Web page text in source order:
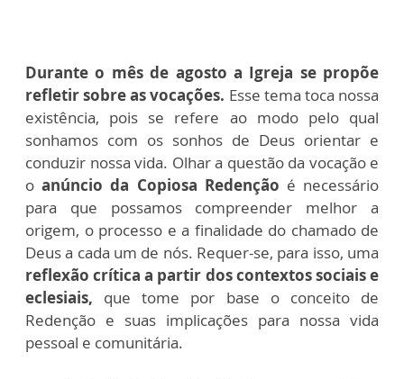
Durante o mês de agosto a Igreja se propõe
refletir sobre as vocações. Esse tema toca nossa
existência, pois se refere ao modo pelo qual
sonhamos com os sonhos de Deus orientar e
conduzir nossa vida. Olhar a questão da vocação e
oanúncio da Copiosa Redenção é necessário
para que possamos compreender melhor a
origem, o processo e a finalidade do chamado de
Deus a cada um de nós. Requer-se, para isso, uma
reflexão crítica a partir dos contextos sociais e
eclesiais, que tome por base o conceito de
Redenção e suas implicações para nossa vida
pessoal e comunitária.